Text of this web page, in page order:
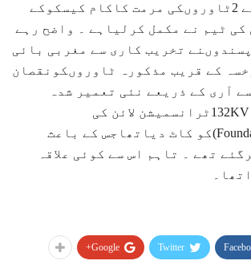
متاثرہ 132KVکے 2ٹاوروںکی مرمت کاکام کیسکوکے
کی ٹیم نے مکمل کرلیاہے ۔ واضح رہے
تخریب کاری سے مغربی بائی
کے قریب مذکورہ ٹاوروںکونقصان
آری کے ذریعے نئی تعمیر شدہ
کوئٹہ تا پشین 132KVٹرانسمیشن لائن کی
فاونڈیشن(Foundations)کو کاٹ دیاتھاجس کے باعث
تھے ۔ تاہم اس سے کوئی علاقہ
Twitter
Google+